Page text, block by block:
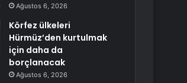
Ağustos 6, 2026
Körfez ülkeleri
Hürmüz’den kurtulmak
için daha da
borçlanacak
Ağustos 6, 2026